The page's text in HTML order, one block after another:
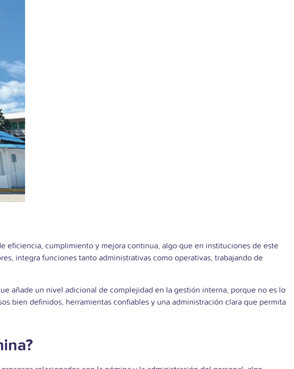
eficiencia, cumplimiento y mejora continua, algo que en instituciones de este
integra funciones tanto administrativas como operativas, trabajando de
añade un nivel adicional de complejidad en la gestión interna, porque no es lo
bien definidos, herramientas confiables y una administración clara que permita